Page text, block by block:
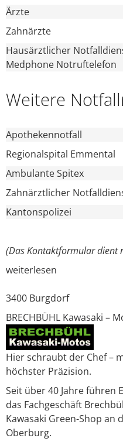
Ärzte
Zahnärzte
Hausärztlicher
Medphone Notruftelefon
Weitere
Apothekennotfall
Regionalspital Emmental
Ambulante Spitex
Zahnärztlicher
Kantonspolizei
(Das Kontaktformular dient
weiterlesen
3400 Burgdorf
BRECHBÜHL Kawasaki –
Hier schraubt der Chef –
höchster Präzision.
Seit über 40 Jahre führen
das Fachgeschäft
Kawasaki Green-Shop an
Oberburg.